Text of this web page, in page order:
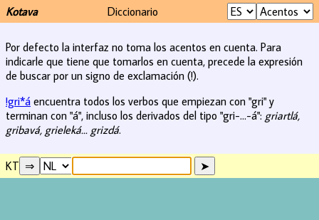
Kotava Diccionario
Por defecto la interfaz no toma los acentos en cuenta. Para
indicarle que tiene que tomarlos en cuenta, precede la expresión
de buscar por un signo de exclamación (!).
!gri*á encuentra todos los verbos que empiezan con "gri" y
terminan con "á", incluso los derivados del tipo "gri-...-á": griartlá,
gribavá, grieleká... grizdá.
KT